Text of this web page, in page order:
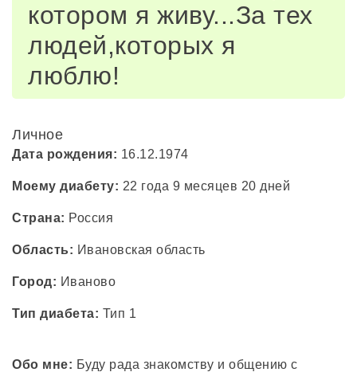
котором я живу...За тех
людей,которых я
люблю!
Личное
Дата рождения: 16.12.1974
Моему диабету: 22 года 9 месяцев 20 дней
Страна: Россия
Область: Ивановская область
Город: Иваново
Тип диабета: Тип 1
Обо мне: Буду рада знакомству и общению с